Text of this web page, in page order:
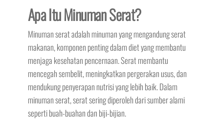
Apa Itu Minuman Serat?
Minuman serat adalah minuman yang mengandung serat
makanan, komponen penting dalam diet yang membantu
menjaga kesehatan pencernaan. Serat membantu
mencegah sembelit, meningkatkan pergerakan usus, dan
mendukung penyerapan nutrisi yang lebih baik. Dalam
minuman serat, serat sering diperoleh dari sumber alami
seperti buah-buahan dan biji-bijian.